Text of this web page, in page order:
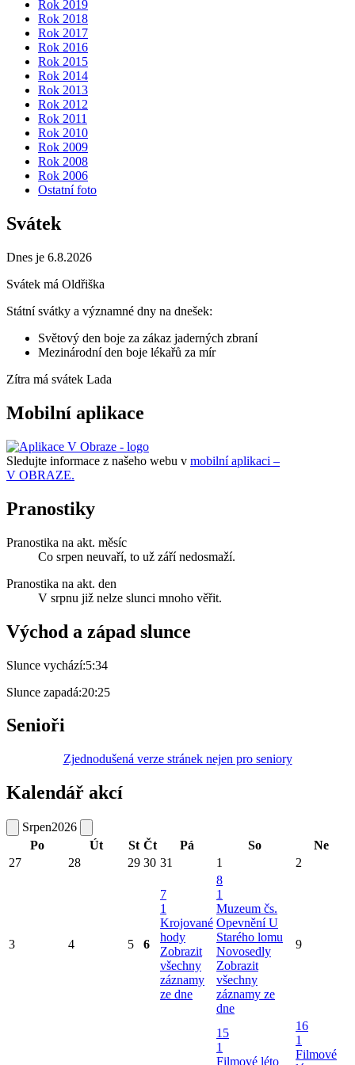
Rok 2019
Rok 2018
Rok 2017
Rok 2016
Rok 2015
Rok 2014
Rok 2013
Rok 2012
Rok 2011
Rok 2010
Rok 2009
Rok 2008
Rok 2006
Ostatní foto
Svátek
Dnes je 6.8.2026
Svátek má Oldřiška
Státní svátky a významné dny na dnešek:
Světový den boje za zákaz jaderných zbraní
Mezinárodní den boje lékařů za mír
Zítra má svátek Lada
Mobilní aplikace
Sledujte informace z našeho webu v mobilní aplikaci –
V OBRAZE.
Pranostiky
Pranostika na akt. měsíc
Co srpen neuvaří, to už září nedosmaží.
Pranostika na akt. den
V srpnu již nelze slunci mnoho věřit.
Východ a západ slunce
Slunce vychází:5:34
Slunce zapadá:20:25
Senioři
Zjednodušená verze stránek nejen pro seniory
Kalendář akcí
Srpen2026
Po
Út St Čt Pá So
Ne
27
28 29 30 31 1 2
3 4 5 6
7
1
Krojované
hody
Zobrazit
všechny
záznamy
ze dne
8
1
Muzeum čs.
Opevnění U
Starého lomu
Novosedly
Zobrazit
všechny
záznamy ze
dne
9
15
1
Filmové léto
16
1
Filmové